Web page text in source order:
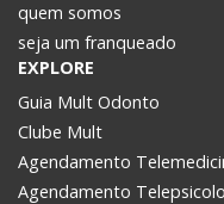
quem somos
seja um franqueado
EXPLORE
Guia Mult Odonto
Clube Mult
Agendamento
Agendamento